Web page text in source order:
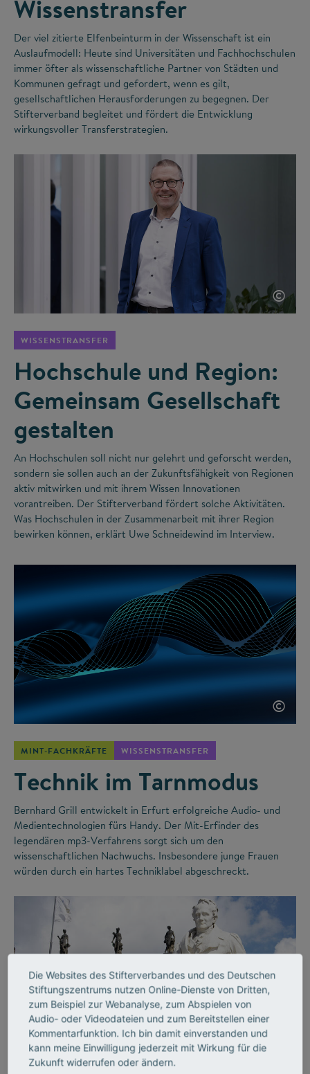
Wissenstransfer
Der viel zitierte Elfenbeinturm in der Wissenschaft ist ein
Auslaufmodell: Heute sind Universitäten und Fachhochschulen
immer öfter als wissenschaftliche Partner von Städten und
Kommunen gefragt und gefordert, wenn es gilt,
gesellschaftlichen Herausforderungen zu begegnen. Der
Stifterverband begleitet und fördert die Entwicklung
wirkungsvoller Transferstrategien.
©
WISSENSTRANSFER
Hochschule und Region:
Gemeinsam Gesellschaft
gestalten
An Hochschulen soll nicht nur gelehrt und geforscht werden,
sondern sie sollen auch an der Zukunftsfähigkeit von Regionen
aktiv mitwirken und mit ihrem Wissen Innovationen
vorantreiben. Der Stifterverband fördert solche Aktivitäten.
Was Hochschulen in der Zusammenarbeit mit ihrer Region
bewirken können, erklärt Uwe Schneidewind im Interview.
©
MINT-FACHKRÄFTE WISSENSTRANSFER
Technik im Tarnmodus
Bernhard Grill entwickelt in Erfurt erfolgreiche Audio- und
Medientechnologien fürs Handy. Der Mit-Erfinder des
legendären mp3-Verfahrens sorgt sich um den
wissenschaftlichen Nachwuchs. Insbesondere junge Frauen
würden durch ein hartes Techniklabel abgeschreckt.
Die Websites des Stifterverbandes und des Deutschen
Stiftungszentrums nutzen Online-Dienste von Dritten,
zum Beispiel zur Webanalyse, zum Abspielen von
Audio- oder Videodateien und zum Bereitstellen einer
Kommentarfunktion. Ich bin damit einverstanden und
kann meine Einwilligung jederzeit mit Wirkung für die
Zukunft widerrufen oder ändern.